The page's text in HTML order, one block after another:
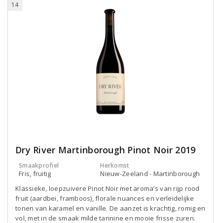
14
Dry River Martinborough Pinot Noir 2019
Smaakprofiel
Fris, fruitig
Herkomst
Nieuw-Zeeland - Martinborough
Klassieke, loepzuivere Pinot Noir met aroma’s van rijp rood
fruit (aardbei, framboos), florale nuances en verleidelijke
tonen van karamel en vanille. De aanzet is krachtig, romig en
vol, met in de smaak milde tannine en mooie frisse zuren.